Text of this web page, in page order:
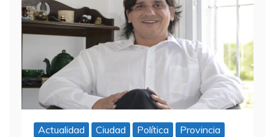
Actualidad Ciudad Política Provincia